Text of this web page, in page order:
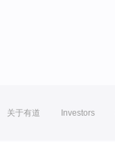
关于有道 Investors